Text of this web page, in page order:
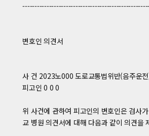
변호인 의견서
사 건 2023노000 도로교통법위반(음주운
피고인 0 0 0
위 사건에 관하여 피고인의 변호인은 검사
교 병원 의견서에 대해 다음과 같이 의견을